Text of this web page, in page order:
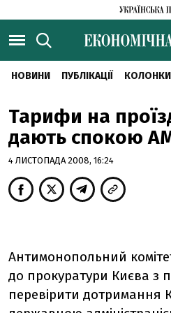
НОВИНИ ПУБЛІКАЦІЇ КОЛОНКИ
Тарифи на
дають спокою
4 ЛИСТОПАДА 2008, 16:24
Антимонопольний
до прокуратури Києва з
перевірити дотримання